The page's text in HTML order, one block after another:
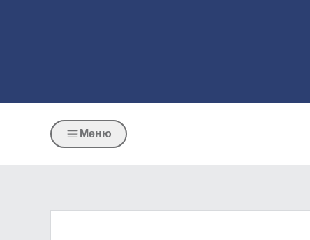
Меню